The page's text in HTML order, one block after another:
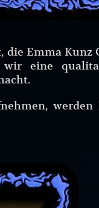
Emma Kunz
wir eine
werden